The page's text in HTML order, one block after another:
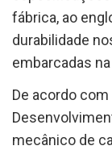
fábrica, ao
durabilidade
embarcadas
De acordo
mecânico de